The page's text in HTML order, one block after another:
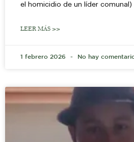
el homicidio de un líder comunal)
LEER MÁS >>
1 febrero 2026 No hay